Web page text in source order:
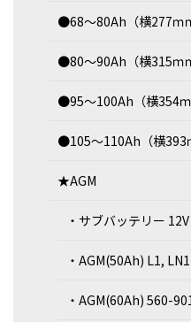
●68～80Ah（横277ｍ
●80～90Ah（横315ｍ
●95～100Ah（横354ｍ
●105～110Ah（横393
★AGM
・サブバッテリー
・AGM(50Ah) L1, LN1
・AGM(60Ah) 560-